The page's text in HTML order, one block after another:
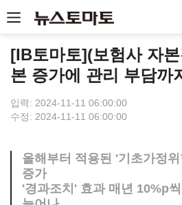
[IB토마토](보험사 자
본 증가에 관리 부담까
입력: 2024-11-11 06:00:00
수정: 2024-11-11 06:00:00
올해부터 적용된 '기초가정
증가
'경과조치' 효과 매년 10%p